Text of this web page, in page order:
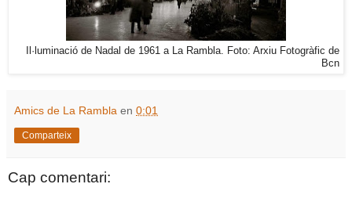
Il·luminació de Nadal de 1961 a La Rambla. Foto: Arxiu Fotogràfic de
Bcn
Amics de La Rambla en 0:01
Comparteix
Cap comentari: